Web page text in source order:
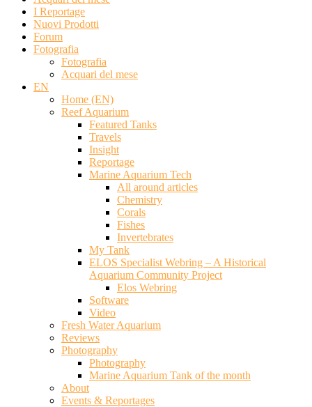
I Reportage
Nuovi Prodotti
Forum
Fotografia
Fotografia
Acquari del mese
EN
Home (EN)
Reef Aquarium
Featured Tanks
Travels
Insight
Reportage
Marine Aquarium Tech
All around articles
Chemistry
Corals
Fishes
Invertebrates
My Tank
ELOS Specialist Webring – A Historical
Aquarium Community Project
Elos Webring
Software
Video
Fresh Water Aquarium
Reviews
Photography
Photography
Marine Aquarium Tank of the month
About
Events & Reportages